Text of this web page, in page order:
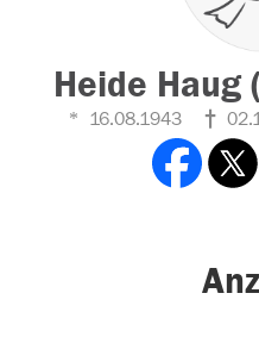
Heide Haug
16.08.1943